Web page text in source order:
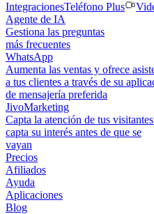
IntegracionesTeléfono Plus
Agente de IA
Gestiona las preguntas
más frecuentes
WhatsApp
Aumenta las ventas y ofrece
a tus clientes a través de su
de mensajería preferida
JivoMarketing
Capta la atención de tus
capta su interés antes de que se
vayan
Precios
Afiliados
Ayuda
Aplicaciones
Blog